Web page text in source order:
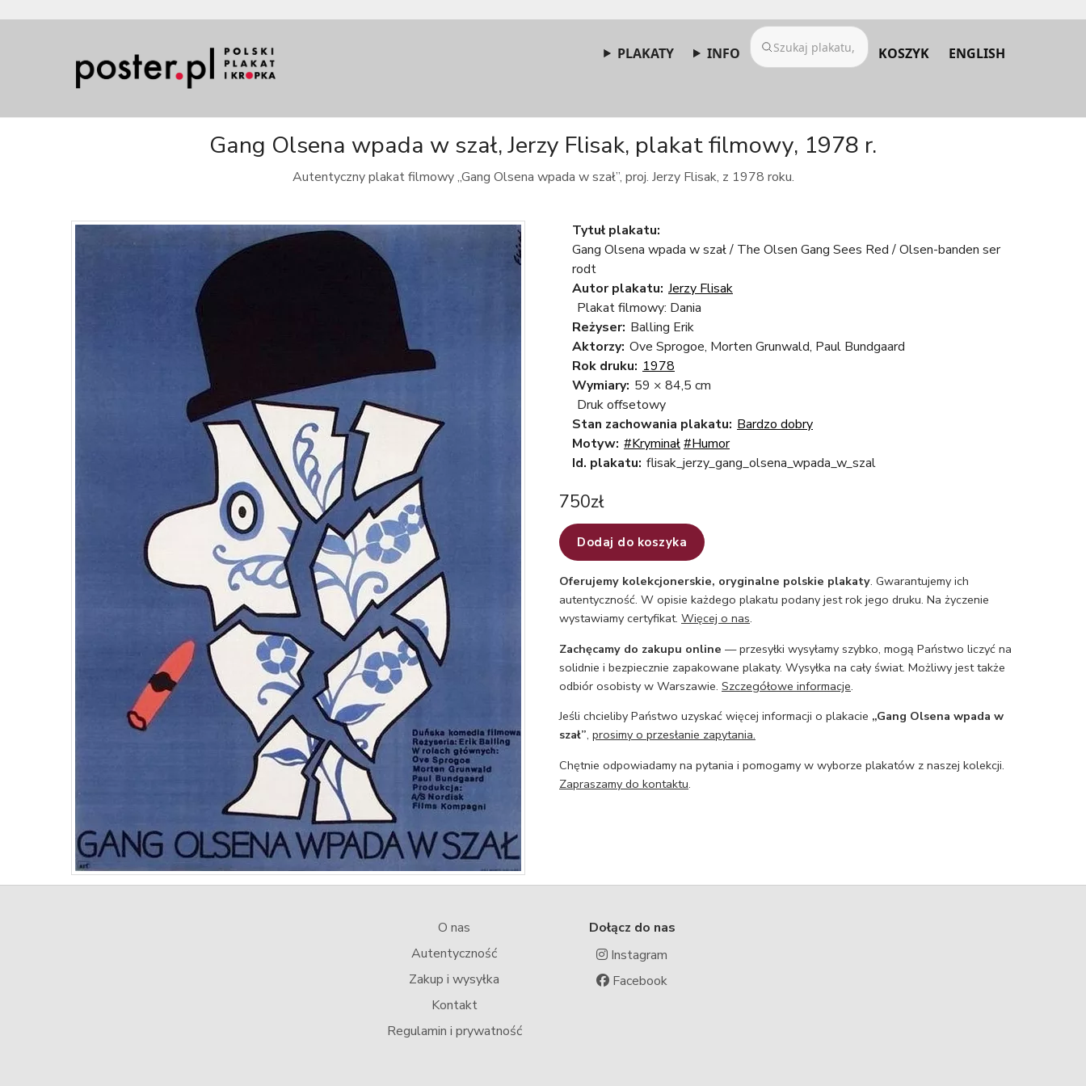
PLAKATY INFO KOSZYK ENGLISH
Gang Olsena wpada w szał, Jerzy Flisak, plakat filmowy, 1978 r.
Autentyczny plakat filmowy „Gang Olsena wpada w szał”, proj. Jerzy Flisak, z 1978 roku.
Tytuł plakatu:
Gang Olsena wpada w szał / The Olsen Gang Sees Red / Olsen-banden ser
rodt
Autor plakatu: Jerzy Flisak
Plakat filmowy: Dania
Reżyser: Balling Erik
Aktorzy: Ove Sprogoe, Morten Grunwald, Paul Bundgaard
Rok druku: 1978
Wymiary: 59 × 84,5 cm
Druk offsetowy
Stan zachowania plakatu: Bardzo dobry
Motyw: #Kryminał#Humor
Id. plakatu: flisak_jerzy_gang_olsena_wpada_w_szal
750zł
Dodaj do koszyka
Oferujemy kolekcjonerskie, oryginalne polskie plakaty. Gwarantujemy ich
autentyczność. W opisie każdego plakatu podany jest rok jego druku. Na życzenie
wystawiamy certyfikat. Więcej o nas.
Zachęcamy do zakupu online — przesyłki wysyłamy szybko, mogą Państwo liczyć na
solidnie i bezpiecznie zapakowane plakaty. Wysyłka na cały świat. Możliwy jest także
odbiór osobisty w Warszawie. Szczegółowe informacje.
Jeśli chcieliby Państwo uzyskać więcej informacji o plakacie „Gang Olsena wpada w
szał”, prosimy o przesłanie zapytania.
Chętnie odpowiadamy na pytania i pomogamy w wyborze plakatów z naszej kolekcji.
Zapraszamy do kontaktu.
O nas
Autentyczność
Zakup i wysyłka
Kontakt
Regulamin i prywatność
Dołącz do nas
Instagram
Facebook